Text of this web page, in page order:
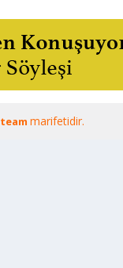
marifetidir.